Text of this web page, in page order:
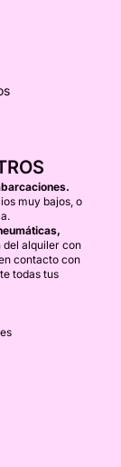
muy bajos, o
del alquiler con
contacto con
todas tus